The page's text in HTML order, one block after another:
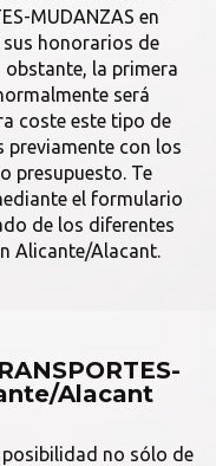
MUDANZAS en
honorarios de
obstante, la primera
será
coste este tipo de
con los
presupuesto. Te
el formulario
de los diferentes
Alicante/Alacant.
Alacant
no sólo de